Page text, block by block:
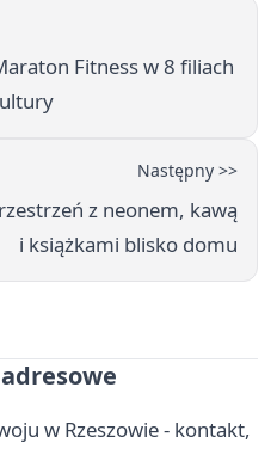
Fitness w 8 filiach
Następny >>
z neonem, kawą
i książkami blisko domu
w Rzeszowie - kontakt,